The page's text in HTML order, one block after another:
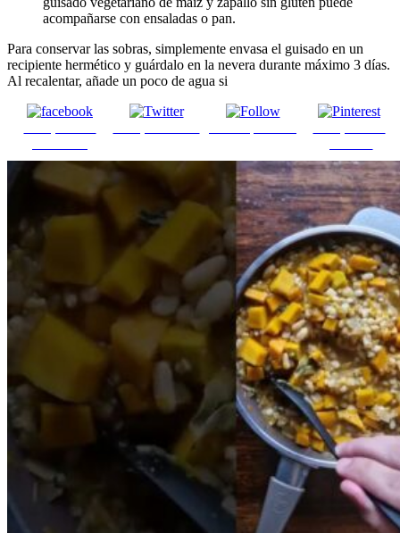
acompañarse con ensaladas o pan.
Para conservar las sobras, simplemente envasa el guisado en un
recipiente hermético y guárdalo en la nevera durante máximo 3 días.
Al recalentar, añade un poco de agua si